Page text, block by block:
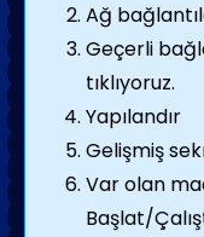
Ağ
Geçerli
tıklıyoruz.
Yapılandır
Gelişmiş
Var olan
Başlat/